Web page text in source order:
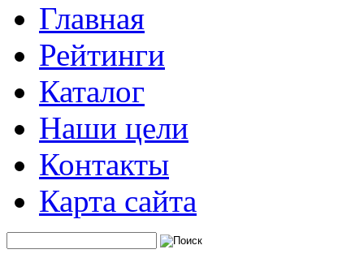
Главная
Рейтинги
Каталог
Наши цели
Контакты
Карта сайта